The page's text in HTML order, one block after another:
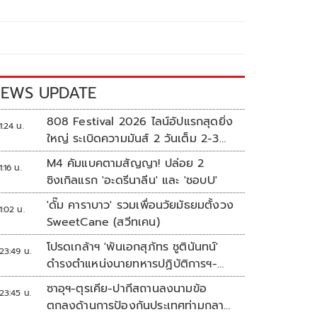
UPDATE
น.
808 Festival 2026 ไลน์อัปแรกสุดยิ่ง
ใหญ่ ระเบิดความมันส์ 2 วันเต็ม 2-3
ต.ค.นี้
น.
M4 คัมแบคตามสัญญา! ปล่อย 2
ซิงเกิลแรก 'อะดรีนาลีน' และ 'ชอบU'
น.
'ดั๊ม คาราบาว' รวมเพื่อนวัยมัธยมตั้งวง
SweetCane (สวีทเคน)
น.
โปรดเกล้าฯ 'พันเอกสุภัทร ชูตินันทน์'
ดำรงตำแหน่งนายทหารปฏิบัติการฯ-
พระราชทานยศ 'พลตรี'
น.
ซาอุฯ-ตุรเคีย-ปากีสถานลงนามข้อ
ตกลงด้านการป้องกันประเทศท่ามกลาง